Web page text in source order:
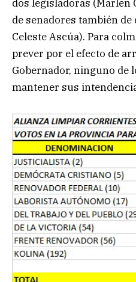
dos legisladoras (Marlen
de senadores también
Celeste Ascúa). Para
prever por el efecto de
Gobernador, ninguno de
mantener sus